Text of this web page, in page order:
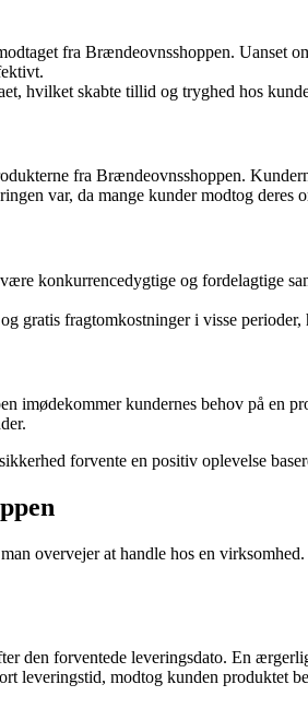
fra Brændeovnsshoppen. Uanset
hvilket skabte tillid og tryghed hos
fra Brændeovnsshoppen.
var, da mange kunder modtog deres
konkurrencedygtige og fordelagtige
gratis fragtomkostninger i visse
imødekommer kundernes behov på
forvente en positiv oplevelse
overvejer at handle hos en
den forventede leveringsdato. En
leveringstid, modtog kunden produktet